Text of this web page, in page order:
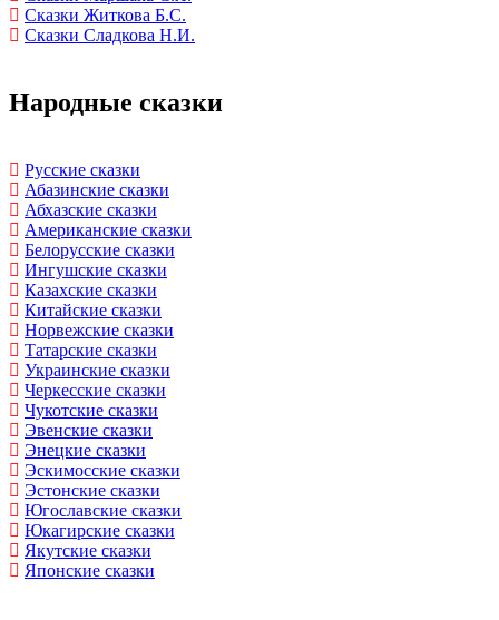
Сказки Житкова Б.С.
Сказки Сладкова Н.И.
Народные сказки
Русские сказки
Абазинские сказки
Абхазские сказки
Американские сказки
Белорусские сказки
Ингушские сказки
Казахские сказки
Китайские сказки
Норвежские сказки
Татарские сказки
Украинские сказки
Черкесские сказки
Чукотские сказки
Эвенские сказки
Энецкие сказки
Эскимосские сказки
Эстонские сказки
Югославские сказки
Юкагирские сказки
Якутские сказки
Японские сказки